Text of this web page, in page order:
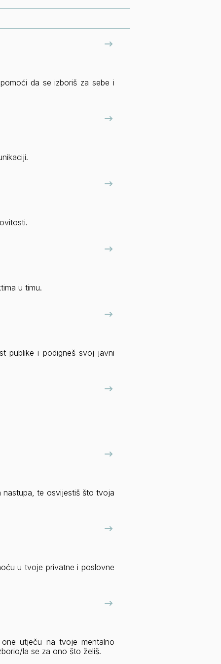
da se izboriš za sebe i
u timu.
publike i podigneš svoj javni
te osvijestiš što tvoja
u tvoje privatne i poslovne
utječu na tvoje mentalno
la se za ono što želiš.